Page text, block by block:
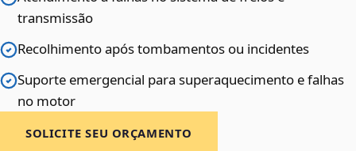
transmissão
Recolhimento após tombamentos ou incidentes
Suporte emergencial para superaquecimento e falhas
no motor
SOLICITE SEU ORÇAMENTO